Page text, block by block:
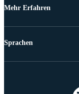
Mehr Erfahren
Sprachen